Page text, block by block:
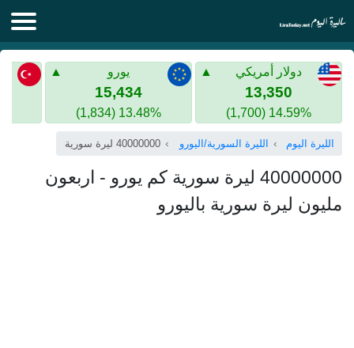
الليرة اليوم
الليرة السورية
الذهب في سوريا
الليرة التركية
الليرة التركية
الذهب في تركيا
اليورو الى الليرة التركية
دولار أمريكي
13,350
14.59% (1,700)
يورو
15,434
13.48% (1,834)
الليرة اليوم الليرة السورية/اليورو 40000000 ليرة سورية
40000000 ليرة سورية كم يورو - اربعون
مليون ليرة سورية باليورو